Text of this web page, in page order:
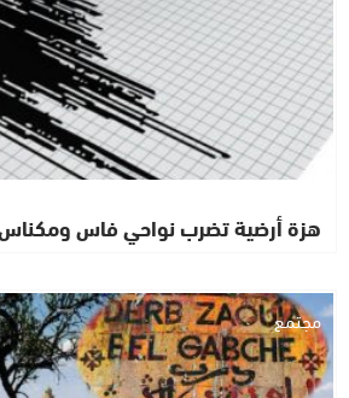
هزة أرضية تضرب نواحي فاس
مجتمع